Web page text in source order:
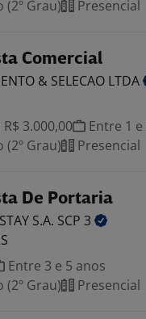
(2º Grau)
Presencial
Comercial
& SELECAO LTDA
R$ 3.000,00
Entre 1
(2º Grau)
Presencial
De Portaria
S.A. SCP 3
Entre 3 e 5 anos
(2º Grau)
Presencial